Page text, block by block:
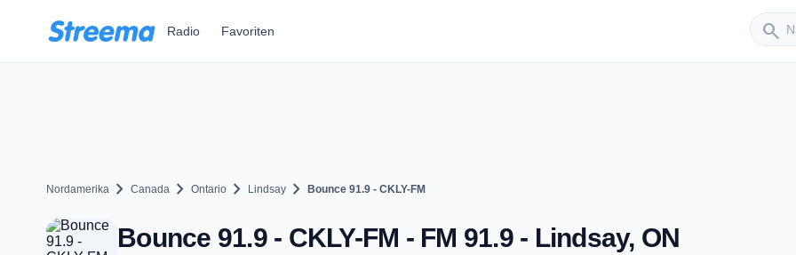
Radio Favoriten search
Nordamerika chevron_right Canada chevron_right Ontario chevron_right Lindsay chevron_right Bounce 91.9 - CKLY-FM
Bounce 91.9 - CKLY-FM - FM 91.9 - Lindsay, ON